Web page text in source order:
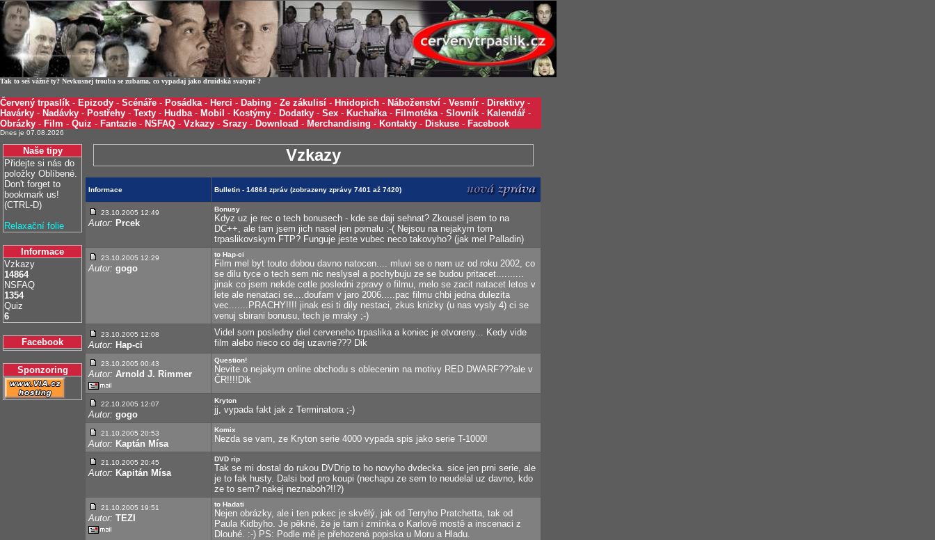
Tak to seš vážně ty? Nevkusnej trouba se zubama, co vypadaj jako druidská svatyně ?
Červený trpaslík - Epizody - Scénáře - Posádka- Herci - Dabing - Ze zákulisí - Hnidopich - Náboženství - Vesmír - Direktivy -
Havárky - Nadávky - Postřehy - Texty - Hudba- Mobil - Kostýmy - Dodatky - Sex - Kuchařka- Filmotéka- Slovník - Kalendář -
Obrázky - Film - Quiz - Fantazie - NSFAQ - Vzkazy - Srazy - Download - Merchandising - Kontakty - Diskuse - Facebook
Dnes je 07.08.2026
Naše tipy
Přidejte si nás do
položky Oblíbené.
Don't forget to
bookmark us!
(CTRL-D)
Relaxační folie
Informace
Vzkazy
14864
NSFAQ
1354
Quiz
6
Facebook
Sponzoring
Vzkazy
Informace Bulletin - 14864 zpráv (zobrazeny zprávy 7401 až 7420)
23.10.2005 12:49
Autor: Prcek
Bonusy
Kdyz uz je rec o tech bonusech - kde se daji sehnat? Zkousel jsem to na
DC++, ale tam jsem jich nasel jen pomalu :-( Nejsou na nejakym tom
trpaslikovskym FTP? Funguje jeste vubec neco takovyho? (jak mel Palladin)
23.10.2005 12:29
Autor: gogo
to Hap-ci
Film mel byt touto dobou davno natocen.... mluvi se o nem uz od roku 2002, co
se dilu tyce o tech sem nic neslysel a pochybuju ze se budou pritacet..........
jinak co jsem nekde cetle posledni zpravy o filmu, melo se zacit natacet letos v
lete ale nenataci se....doufam v jaro 2006.....pac filmu chbi jedna dulezita
vec.......PRACHY!!!! jinak esi ti dily nestaci, zkus knizky (u nas vysly 4) ci se
venuj sbirani bonusu, tech je mraky ;-)
23.10.2005 12:08
Autor: Hap-ci
Videl som posledny diel cerveneho trpaslika a koniec je otvoreny... Kedy vide
film alebo nieco co dej uzavrie??? Dik
23.10.2005 00:43
Autor: Arnold J. Rimmer
Question!
Nevite o nejakym online obchodu s oblecenim na motivy RED DWARF???ale v
ČR!!!!Dik
22.10.2005 12:07
Autor: gogo
Kryton
jj, vypada fakt jak z Terminatora ;-)
21.10.2005 20:53
Autor: Kaptán Mísa
Komix
Nezda se vam, ze Kryton serie 4000 vypada spis jako serie T-1000!
21.10.2005 20:45
Autor: Kapitán Mísa
DVD rip
Tak se mi dostal do rukou DVDrip to ho novyho dvdecka. sice jen prni serie, ale
je to fak husty. Dalsi bod pro koupi (nechapu ze sem to neudelal uz davno, kdo
ze to sem? nakej neznaboh?!!?)
21.10.2005 19:51
Autor: TEZI
to Hadati
Nejen obrázky, ale i ten pokec je skvělý, jak od Terryho Pratchetta, tak od
Paula Kidbyho. Je pěkné, že je tam i zmínka o Karlově mostě a inscenaci z
Dlouhé. :-) PS: Podle mě je přehozená popiska u Moru a Hladu.